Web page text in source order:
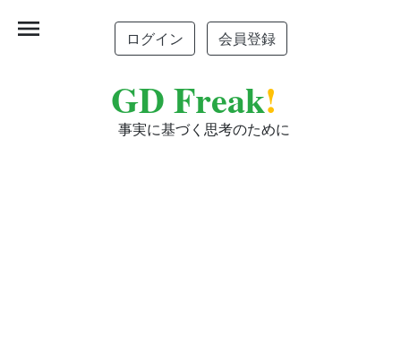
ログイン 会員登録
GD Freak!
事実に基づく思考のために
menu